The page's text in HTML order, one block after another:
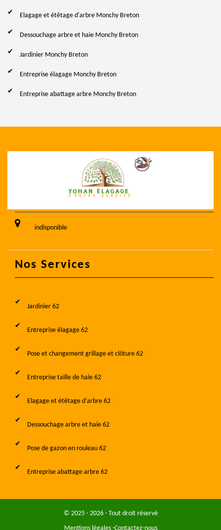
Elagage et étêtage d'arbre Monchy Breton
Dessouchage arbre et haie Monchy Breton
Jardinier Monchy Breton
Entreprise élagage Monchy Breton
Entreprise abattage arbre Monchy Breton
indisponible
Nos Services
Jardinier 62
Entreprise élagage 62
Pose et changement grillage et clôture 62
Entreprise taille de haie 62
Elagage et étêtage d'arbre 62
Dessouchage arbre et haie 62
Pose de gazon en rouleau 62
Entreprise abattage arbre 62
© 2025 - 2026 - Tout droit réservé
Mentions légales-Contactez-nous